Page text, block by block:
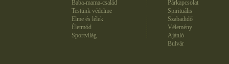
Baba-mama-család
Testünk védelme
Elme és lélek
Életmód
Sportvilág
Párkapcsolat
Spirituális
Szabadidő
Vélemény
Ajánló
Bulvár